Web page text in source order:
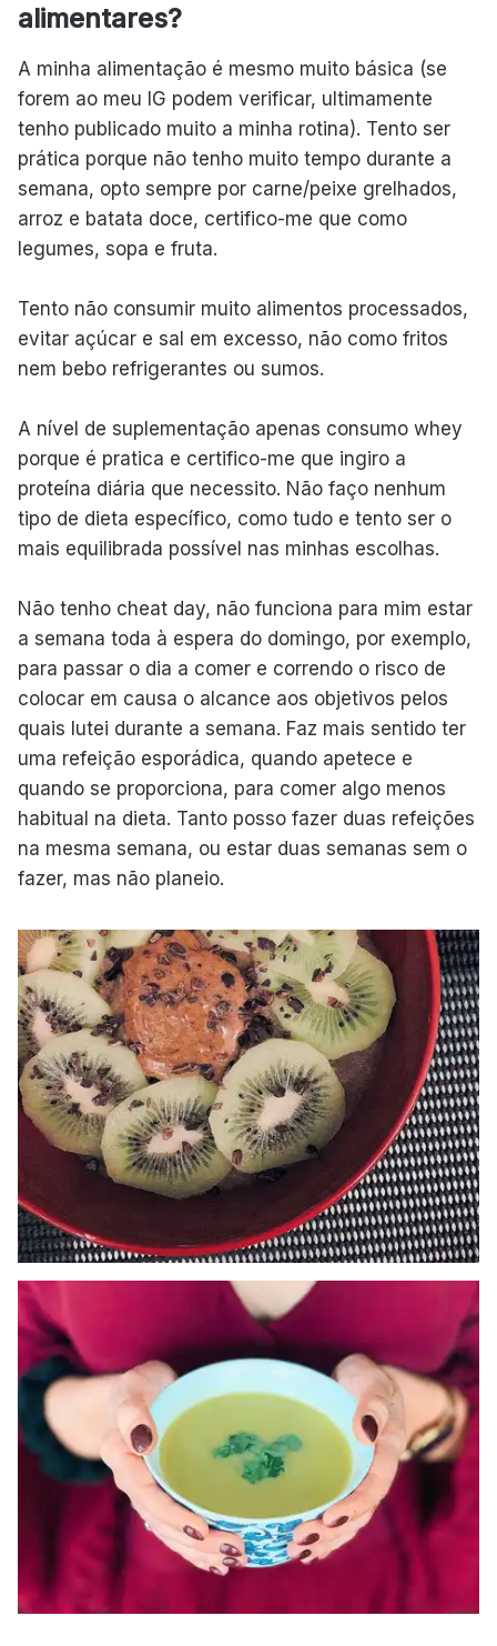
alimentares?
A minha alimentação é mesmo muito básica (se
forem ao meu IG podem verificar, ultimamente
tenho publicado muito a minha rotina). Tento ser
prática porque não tenho muito tempo durante a
semana, opto sempre por carne/peixe grelhados,
arroz e batata doce, certifico-me que como
legumes, sopa e fruta.
Tento não consumir muito alimentos processados,
evitar açúcar e sal em excesso, não como fritos
nem bebo refrigerantes ou sumos.
A nível de suplementação apenas consumo whey
porque é pratica e certifico-me que ingiro a
proteína diária que necessito. Não faço nenhum
tipo de dieta específico, como tudo e tento ser o
mais equilibrada possível nas minhas escolhas.
Não tenho cheat day, não funciona para mim estar
a semana toda à espera do domingo, por exemplo,
para passar o dia a comer e correndo o risco de
colocar em causa o alcance aos objetivos pelos
quais lutei durante a semana. Faz mais sentido ter
uma refeição esporádica, quando apetece e
quando se proporciona, para comer algo menos
habitual na dieta. Tanto posso fazer duas refeições
na mesma semana, ou estar duas semanas sem o
fazer, mas não planeio.